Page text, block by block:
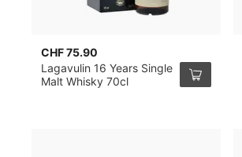
CHF 75.90
Lagavulin 16 Years Single
Malt Whisky 70cl